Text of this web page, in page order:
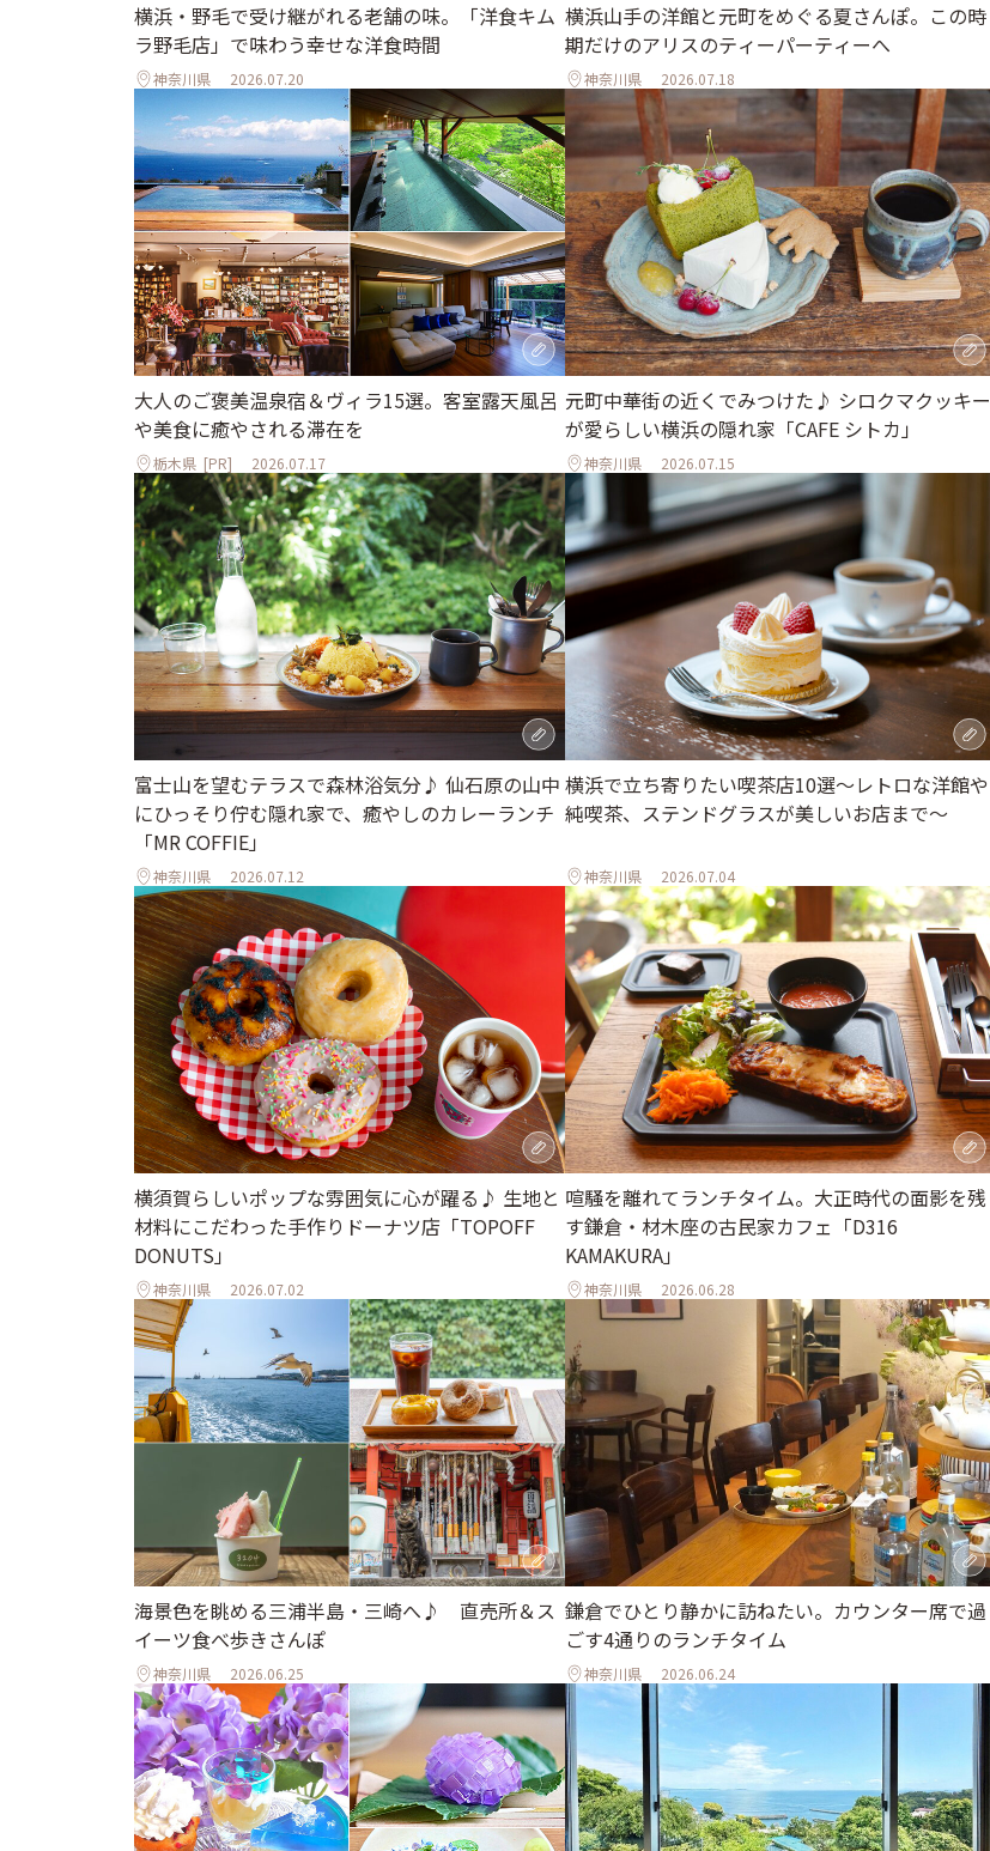
横浜・野毛で受け継がれる老舗の味。「洋食キム
ラ野毛店」で味わう幸せな洋食時間
神奈川県 2026.07.20
横浜山手の洋館と元町をめぐる夏さんぽ。この時
期だけのアリスのティーパーティーへ
神奈川県 2026.07.18
大人のご褒美温泉宿＆ヴィラ15選。客室露天風呂
や美食に癒やされる滞在を
栃木県 [PR] 2026.07.17
元町中華街の近くでみつけた♪ シロクマクッキー
が愛らしい横浜の隠れ家「CAFE シトカ」
神奈川県 2026.07.15
富士山を望むテラスで森林浴気分♪ 仙石原の山中
にひっそり佇む隠れ家で、癒やしのカレーランチ
「MR COFFIE」
神奈川県 2026.07.12
横浜で立ち寄りたい喫茶店10選～レトロな洋館や
純喫茶、ステンドグラスが美しいお店まで～
神奈川県 2026.07.04
横須賀らしいポップな雰囲気に心が躍る♪ 生地と
材料にこだわった手作りドーナツ店「TOPOFF
DONUTS」
神奈川県 2026.07.02
喧騒を離れてランチタイム。大正時代の面影を残
す鎌倉・材木座の古民家カフェ「D316
KAMAKURA」
神奈川県 2026.06.28
海景色を眺める三浦半島・三崎へ♪ 直売所＆ス
イーツ食べ歩きさんぽ
神奈川県 2026.06.25
鎌倉でひとり静かに訪ねたい。カウンター席で過
ごす4通りのランチタイム
神奈川県 2026.06.24